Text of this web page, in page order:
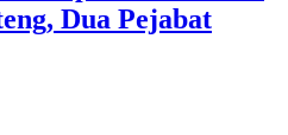
Dua Pejabat